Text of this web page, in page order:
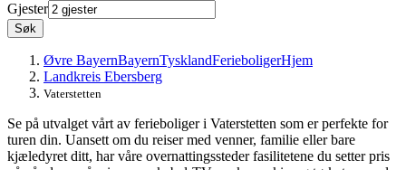
Gjester
Søk
Øvre BayernBayernTysklandFerieboligerHjem
Landkreis Ebersberg
Vaterstetten
Se på utvalget vårt av ferieboliger i Vaterstetten som er perfekte for
turen din. Uansett om du reiser med venner, familie eller bare
kjæledyret ditt, har våre overnattingssteder fasilitetene du setter pris